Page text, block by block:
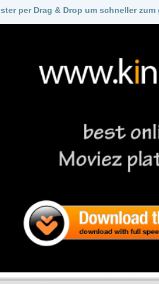
6.7 / 10 :: 0 Votes
Mitchell Charles Siebert Gregory Harrison